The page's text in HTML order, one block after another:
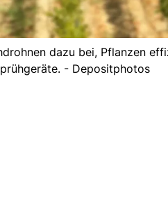
dazu bei, Pflanzen
- Depositphotos